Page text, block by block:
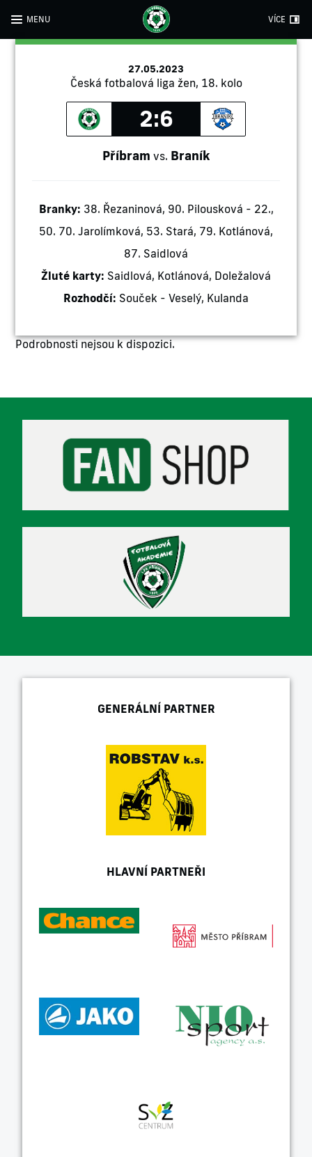
MENU VÍCE
27.05.2023
Česká fotbalová liga žen, 18. kolo
2:6
Příbram vs. Braník
Branky: 38. Řezaninová, 90. Pilousková - 22.,
50. 70. Jarolímková, 53. Stará, 79. Kotlánová,
87. Saidlová
Žluté karty: Saidlová, Kotlánová, Doležalová
Rozhodčí: Souček - Veselý, Kulanda
Podrobnosti nejsou k dispozici.
GENERÁLNÍ PARTNER
HLAVNÍ PARTNEŘI